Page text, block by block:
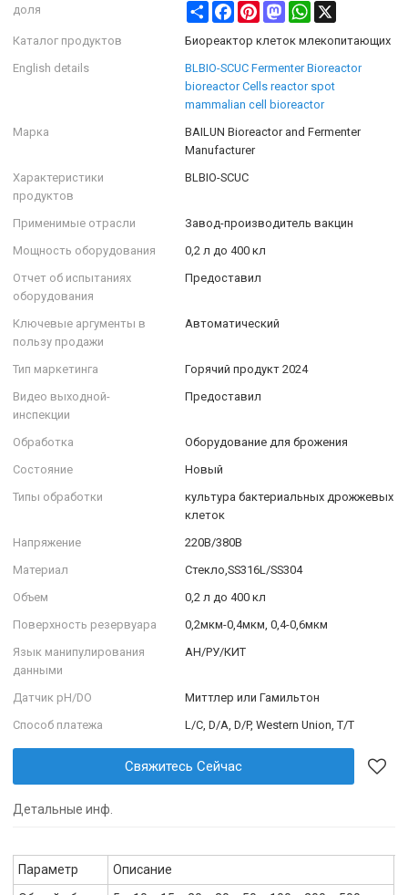
доля Share FacebookPinterestMastodonWhatsApp
Каталог продуктов
Биореактор клеток млекопитающих
English details
BLBIO-SCUC Fermenter Bioreactor
bioreactor Cells reactor spot
mammalian cell bioreactor
Марка
BAILUN Bioreactor and Fermenter
Manufacturer
Характеристики
продуктов
BLBIO-SCUC
Применимые отрасли
Завод-производитель вакцин
Мощность оборудования
0,2 л до 400 кл
Отчет об испытаниях
оборудования
Предоставил
Ключевые аргументы в
пользу продажи
Автоматический
Тип маркетинга
Горячий продукт 2024
Видео выходной-
инспекции
Предоставил
Обработка
Оборудование для брожения
Состояние
Новый
Типы обработки
культура бактериальных дрожжевых
клеток
Напряжение
220В/380В
Материал
Стекло,SS316L/SS304
Объем
0,2 л до 400 кл
Поверхность резервуара
0,2мкм-0,4мкм, 0,4-0,6мкм
Язык манипулирования
данными
АН/РУ/КИТ
Датчик pH/DO
Миттлер или Гамильтон
Способ платежа
L/C, D/A, D/P, Western Union, T/T
Свяжитесь Сейчас
Детальные инф.
Параметр
Описание